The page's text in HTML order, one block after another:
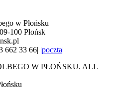
w Płońsku
100 Płońsk
662 33 66| |poczta|
W PŁOŃSKU. ALL